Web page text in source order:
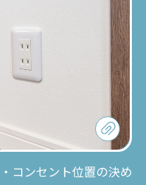
コンセント位置の決め